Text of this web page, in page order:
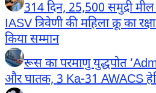
314 दिन, 25,500 समुद्री
IASV त्रिवेणी की महिला क्रू का
किया सम्मान
रूस का परमाणु युद्धपोत
और घातक, 3 Ka-31 AWACS